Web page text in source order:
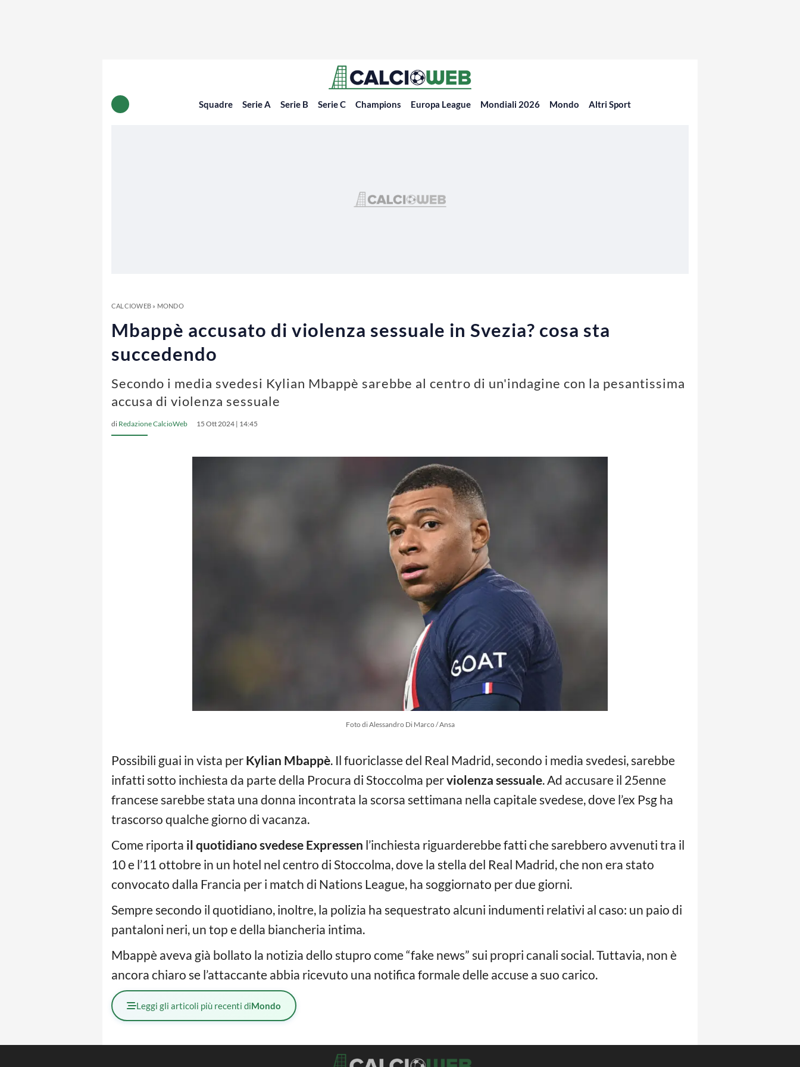
Squadre Serie A Serie B Serie C Champions Europa League Mondiali 2026 Mondo Altri Sport
CALCIOWEB» MONDO
Mbappè accusato di violenza sessuale in Svezia? cosa sta
succedendo
Secondo i media svedesi Kylian Mbappè sarebbe al centro di un'indagine con la pesantissima
accusa di violenza sessuale
di Redazione CalcioWeb 15 Ott 2024 | 14:45
Foto di Alessandro Di Marco / Ansa
Possibili guai in vista per Kylian Mbappè. Il fuoriclasse del Real Madrid, secondo i media svedesi, sarebbe
infatti sotto inchiesta da parte della Procura di Stoccolma perviolenza sessuale. Ad accusare il 25enne
francese sarebbe stata una donna incontrata la scorsa settimana nella capitale svedese, dove l’ex Psg ha
trascorso qualche giorno di vacanza.
Come riporta il quotidiano svedese Expressen l’inchiesta riguarderebbe fatti che sarebbero avvenuti tra il
10 e l’11 ottobre in un hotel nel centro di Stoccolma, dove la stella del Real Madrid, che non era stato
convocato dalla Francia per i match di Nations League, ha soggiornato per due giorni.
Sempre secondo il quotidiano, inoltre, la polizia ha sequestrato alcuni indumenti relativi al caso: un paio di
pantaloni neri, un top e della biancheria intima.
Mbappè aveva già bollato la notizia dello stupro come “fake news” sui propri canali social. Tuttavia, non è
ancora chiaro se l’attaccante abbia ricevuto una notifica formale delle accuse a suo carico.
Leggi gli articoli più recenti diMondo